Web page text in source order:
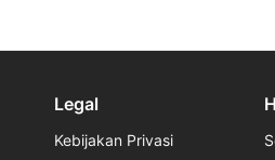
Legal
Kebijakan Privasi